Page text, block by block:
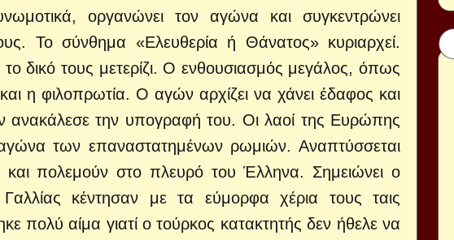
οργανώνει τον αγώνα και συγκεντρώνει
Το σύνθημα «Ελευθερία ή Θάνατος» κυριαρχεί.
δικό τους μετερίζι. Ο ενθουσιασμός μεγάλος, όπως
η φιλοπρωτία. Ο αγών αρχίζει να χάνει έδαφος και
την υπογραφή του. Οι λαοί της Ευρώπης
των επαναστατημένων ρωμιών. Αναπτύσσεται
και πολεμούν στο πλευρό του Έλληνα. Σημειώνει ο
κέντησαν με τα εύμορφα χέρια τους ταις
πολύ αίμα γιατί ο τούρκος κατακτητής δεν ήθελε να